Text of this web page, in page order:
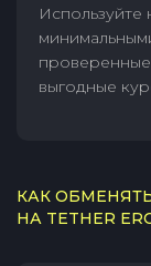
выгодные
КАК ОБМЕНЯТЬ
НА TETHER